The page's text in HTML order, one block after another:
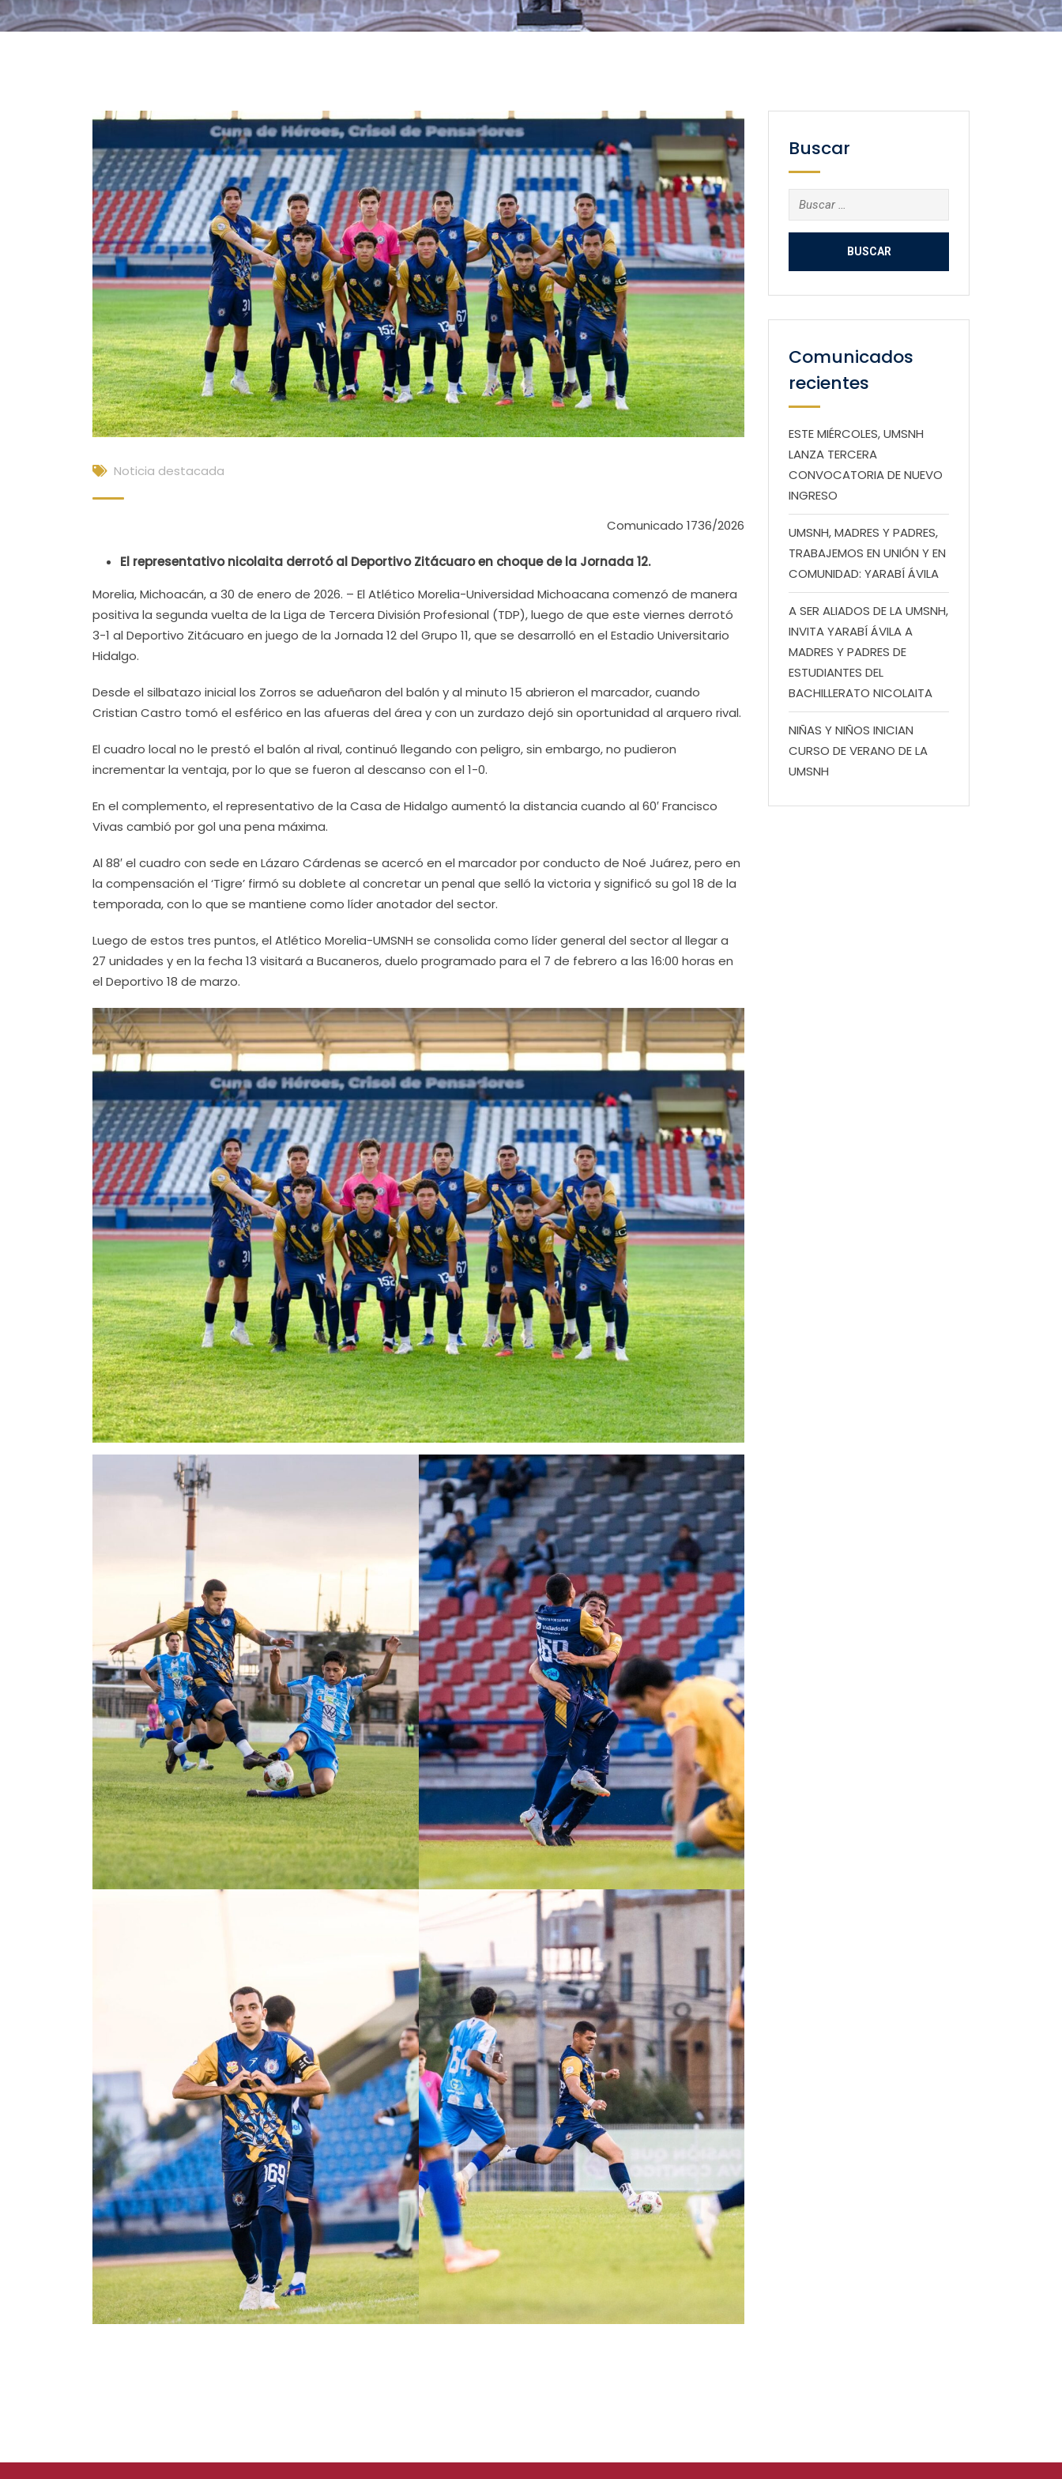
Noticia destacada
Comunicado 1736/2026
El representativo nicolaita derrotó al Deportivo Zitácuaro en choque de la Jornada 12.
Morelia, Michoacán, a 30 de enero de 2026. – El Atlético Morelia-Universidad Michoacana comenzó de manera
positiva la segunda vuelta de la Liga de Tercera División Profesional (TDP), luego de que este viernes derrotó
3-1 al Deportivo Zitácuaro en juego de la Jornada 12 del Grupo 11, que se desarrolló en el Estadio Universitario
Hidalgo.
Desde el silbatazo inicial los Zorros se adueñaron del balón y al minuto 15 abrieron el marcador, cuando
Cristian Castro tomó el esférico en las afueras del área y con un zurdazo dejó sin oportunidad al arquero rival.
El cuadro local no le prestó el balón al rival, continuó llegando con peligro, sin embargo, no pudieron
incrementar la ventaja, por lo que se fueron al descanso con el 1-0.
En el complemento, el representativo de la Casa de Hidalgo aumentó la distancia cuando al 60′ Francisco
Vivas cambió por gol una pena máxima.
Al 88′ el cuadro con sede en Lázaro Cárdenas se acercó en el marcador por conducto de Noé Juárez, pero en
la compensación el ‘Tigre’ firmó su doblete al concretar un penal que selló la victoria y significó su gol 18 de la
temporada, con lo que se mantiene como líder anotador del sector.
Luego de estos tres puntos, el Atlético Morelia-UMSNH se consolida como líder general del sector al llegar a
27 unidades y en la fecha 13 visitará a Bucaneros, duelo programado para el 7 de febrero a las 16:00 horas en
el Deportivo 18 de marzo.
Buscar
Buscar:
Comunicados
recientes
ESTE MIÉRCOLES, UMSNH
LANZA TERCERA
CONVOCATORIA DE NUEVO
INGRESO
UMSNH, MADRES Y PADRES,
TRABAJEMOS EN UNIÓN Y EN
COMUNIDAD: YARABÍ ÁVILA
A SER ALIADOS DE LA UMSNH,
INVITA YARABÍ ÁVILA A
MADRES Y PADRES DE
ESTUDIANTES DEL
BACHILLERATO NICOLAITA
NIÑAS Y NIÑOS INICIAN
CURSO DE VERANO DE LA
UMSNH